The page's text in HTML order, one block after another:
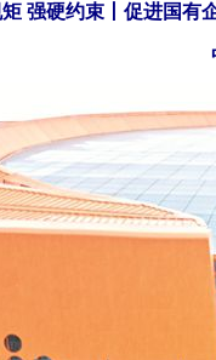
强硬约束丨促进国有